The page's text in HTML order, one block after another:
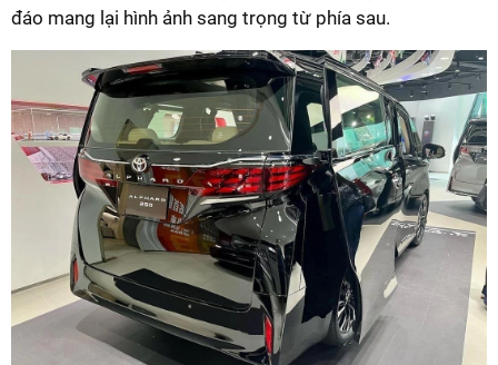
đáo mang lại hình ảnh sang trọng từ phía sau.